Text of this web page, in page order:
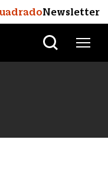
Newsletter